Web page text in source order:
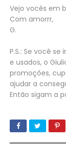
Vejo vocês em
Com amorrr,
G.
P.S.: Se você
e usados, o
promoções,
ajudar a
Então sigam a